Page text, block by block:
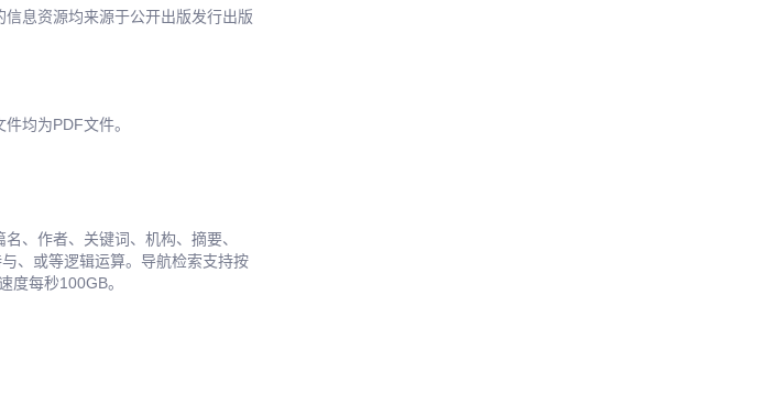
息资源均来源于公开出版发行出版
均为PDF文件。
、作者、关键词、机构、摘要、
、或等逻辑运算。导航检索支持按
度每秒100GB。